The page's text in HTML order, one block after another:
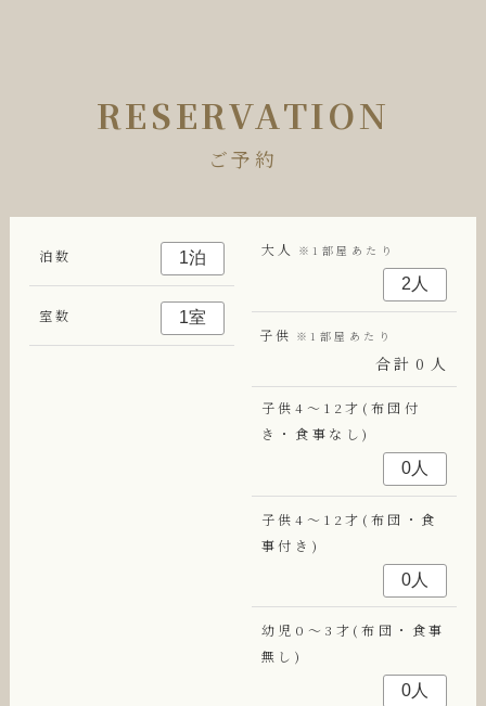
RESERVATION
ご予約
泊数
室数
大人 ※1部屋あたり
子供 ※1部屋あたり
合計 0 人
子供4～12才(布団付
き・食事なし)
子供4～12才(布団・食
事付き)
幼児0～3才(布団・食事
無し)